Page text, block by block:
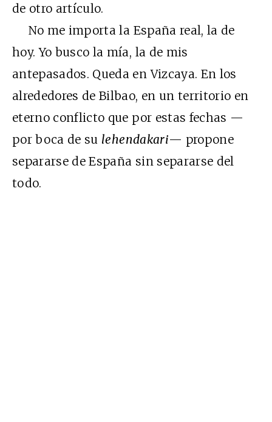
de otro artículo.
No me importa la España real, la de
hoy. Yo busco la mía, la de mis
antepasados. Queda en Vizcaya. En los
alrededores de Bilbao, en un territorio en
eterno conflicto que por estas fechas —
por boca de su lehendakari— propone
separarse de España sin separarse del
todo.